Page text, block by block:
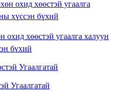
хөөстэй угаалга халуун
бүхий
Угаалгатай